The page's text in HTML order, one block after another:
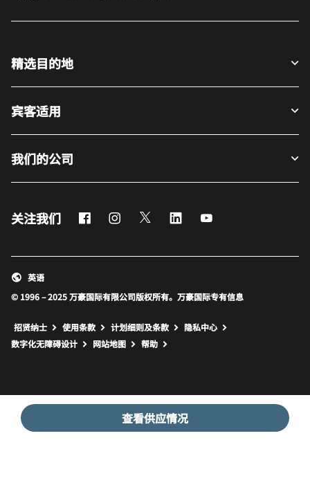
查看供应情况
精选目的地
宾客适用
我们的公司
关注我们 FacebookInstagram
Twitter LinkedIn
© 1996 – 2025 万豪国际有限公司版权所有。万豪国际专有信息
英语
招贤纳士 使用条款 计划细则及条款
隐私中心
数字化无障碍设计
网站地图 打开新窗口
帮助